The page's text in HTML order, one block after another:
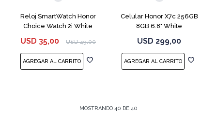
Reloj SmartWatch Honor
Choice Watch 2i White
USD 35,00 USD 49,00
Celular Honor X7c 256GB
8GB 6.8" White
USD 299,00
MOSTRANDO 40 DE 40